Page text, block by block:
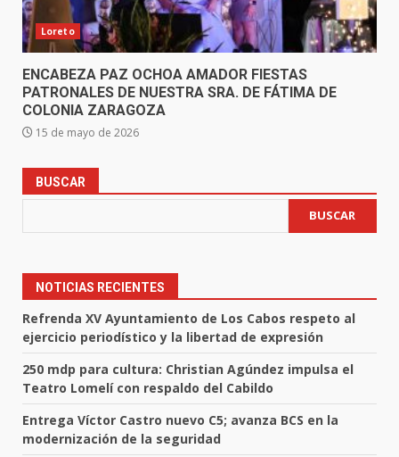
Loreto
ENCABEZA PAZ OCHOA AMADOR FIESTAS
PATRONALES DE NUESTRA SRA. DE FÁTIMA DE
COLONIA ZARAGOZA
15 de mayo de 2026
BUSCAR
BUSCAR
NOTICIAS RECIENTES
Refrenda XV Ayuntamiento de Los Cabos respeto al
ejercicio periodístico y la libertad de expresión
250 mdp para cultura: Christian Agúndez impulsa el
Teatro Lomelí con respaldo del Cabildo
Entrega Víctor Castro nuevo C5; avanza BCS en la
modernización de la seguridad